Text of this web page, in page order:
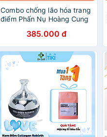
Combo chống lão hóa trang
điểm Phấn Nụ Hoàng Cung
385.000 đ